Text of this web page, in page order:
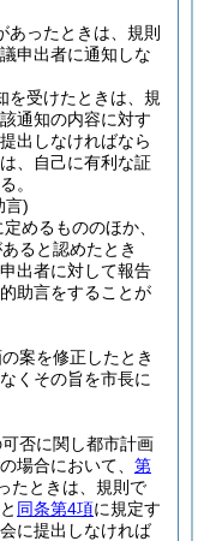
あったときは、規則
申出者に通知しな
を受けたときは、規
通知の内容に対す
出しなければなら
、自己に有利な証
。
言)
定めるもののほか、
ると認めたとき
出者に対して報告
助言をすることが
案を修正したとき
くその旨を市長に
否に関し都市計画
場合において、 第
たときは、規則で
同条第4項に規定す
に提出しなければ